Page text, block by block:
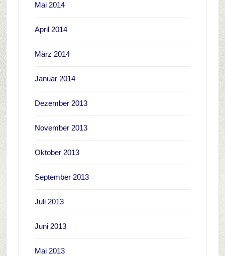
Mai 2014
April 2014
März 2014
Januar 2014
Dezember 2013
November 2013
Oktober 2013
September 2013
Juli 2013
Juni 2013
Mai 2013